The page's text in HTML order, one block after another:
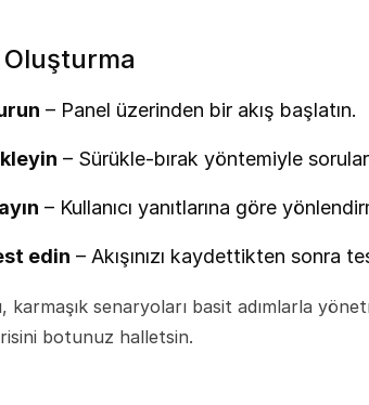
Oluşturma
– Panel üzerinden bir akış başlatın.
– Sürükle-bırak yöntemiyle
– Kullanıcı yanıtlarına göre
edin – Akışınızı kaydettikten sonra
karmaşık senaryoları basit adımlarla
botunuz halletsin.